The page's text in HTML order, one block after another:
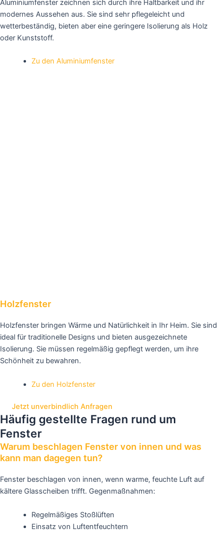
Aluminiumfenster zeichnen sich durch ihre Haltbarkeit und ihr
modernes Aussehen aus. Sie sind sehr pflegeleicht und
wetterbeständig, bieten aber eine geringere Isolierung als Holz
oder Kunststoff.
Zu den Aluminiumfenster
Holzfenster
Holzfenster bringen Wärme und Natürlichkeit in Ihr Heim. Sie sind
ideal für traditionelle Designs und bieten ausgezeichnete
Isolierung. Sie müssen regelmäßig gepflegt werden, um ihre
Schönheit zu bewahren.
Zu den Holzfenster
Jetzt unverbindlich Anfragen
Häufig gestellte Fragen rund um
Fenster
Warum beschlagen Fenster von innen und was
kann man dagegen tun?
Fenster beschlagen von innen, wenn warme, feuchte Luft auf
kältere Glasscheiben trifft. Gegenmaßnahmen:
Regelmäßiges Stoßlüften
Einsatz von Luftentfeuchtern